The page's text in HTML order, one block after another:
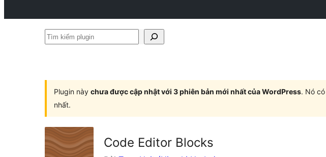
Tìm
Plugin này chưa được cập nhật với 3 phiên bản mới nhất của WordPress. Nó
nhất.
Code Editor Blocks